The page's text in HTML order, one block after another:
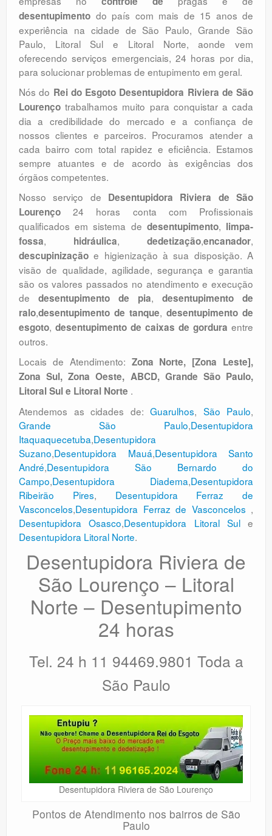
desentupimento do país com mais de 15 anos de
experiência na cidade de São Paulo, Grande São
Paulo, Litoral Sul e Litoral Norte, aonde vem
oferecendo serviços emergenciais, 24 horas por dia,
para solucionar problemas de entupimento em geral.
Nós do Rei do Esgoto Desentupidora Riviera de São
Lourenço trabalhamos muito para conquistar a cada
dia a credibilidade do mercado e a confiança de
nossos clientes e parceiros. Procuramos atender a
cada bairro com total rapidez e eficiência. Estamos
sempre atuantes e de acordo às exigências dos
órgãos competentes.
Nosso serviço de Desentupidora Riviera de São
Lourenço24 horas conta com Profissionais
qualificados em sistema de desentupimento, limpa-
fossa, hidráulica, dedetização,encanador,
descupinização e higienização à sua disposição. A
visão de qualidade, agilidade, segurança e garantia
são os valores passados no atendimento e execução
de desentupimento de pia, desentupimento de
ralo,desentupimento de tanque, desentupimento de
esgoto, desentupimento de caixas de gordura entre
outros.
Locais de Atendimento: Zona Norte, [Zona Leste],
Zona Sul, Zona Oeste, ABCD, Grande São Paulo,
Litoral Sul e Litoral Norte .
Atendemos as cidades de: Guarulhos, São Paulo,
Grande São Paulo,Desentupidora
Itaquaquecetuba,Desentupidora
Suzano,Desentupidora Mauá,Desentupidora Santo
André,Desentupidora São Bernardo do
Campo,Desentupidora Diadema,Desentupidora
Ribeirão Pires, Desentupidora Ferraz de
Vasconcelos,Desentupidora Ferraz de Vasconcelos ,
Desentupidora Osasco,Desentupidora Litoral Sule
Desentupidora Litoral Norte.
Desentupidora Riviera de
São Lourenço – Litoral
Norte – Desentupimento
24 horas
Tel. 24 h 11 94469.9801 Toda a
São Paulo
Desentupidora Riviera de São Lourenço
Pontos de Atendimento nos bairros de São
Paulo